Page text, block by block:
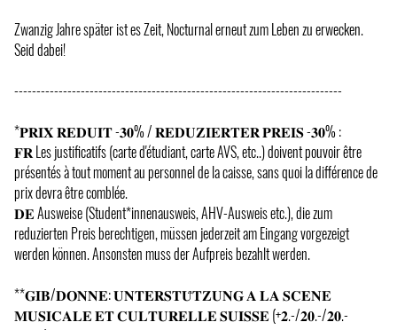
Zwanzig Jahre später ist es Zeit, Nocturnal erneut zum Leben zu erwecken.
Seid dabei!
--------------------------------------------------------------------------
*𝐏𝐑𝐈𝐗 𝐑𝐄𝐃𝐔𝐈𝐓 -𝟑𝟎% / 𝐑𝐄𝐃𝐔𝐙𝐈𝐄𝐑𝐓𝐄𝐑 𝐏𝐑𝐄𝐈𝐒 -𝟑𝟎% :
𝐅𝐑 Les justificatifs (carte d'étudiant, carte AVS, etc..) doivent pouvoir être
présentés à tout moment au personnel de la caisse, sans quoi la différence de
prix devra être comblée.
𝐃𝐄 Ausweise (Student*innenausweis, AHV-Ausweis etc.), die zum
reduzierten Preis berechtigen, müssen jederzeit am Eingang vorgezeigt
werden können. Ansonsten muss der Aufpreis bezahlt werden.
**𝐆𝐈𝐁/𝐃𝐎𝐍𝐍𝐄: 𝐔𝐍𝐓𝐄𝐑𝐒𝐓𝐔̈𝐓𝐙𝐔𝐍𝐆 𝐀 𝐋𝐀 𝐒𝐂𝐄𝐍𝐄
𝐌𝐔𝐒𝐈𝐂𝐀𝐋𝐄 𝐄𝐓 𝐂𝐔𝐋𝐓𝐔𝐑𝐄𝐋𝐋𝐄 𝐒𝐔𝐈𝐒𝐒𝐄 (+𝟐.-/𝟐𝟎.-/𝟐𝟎.-